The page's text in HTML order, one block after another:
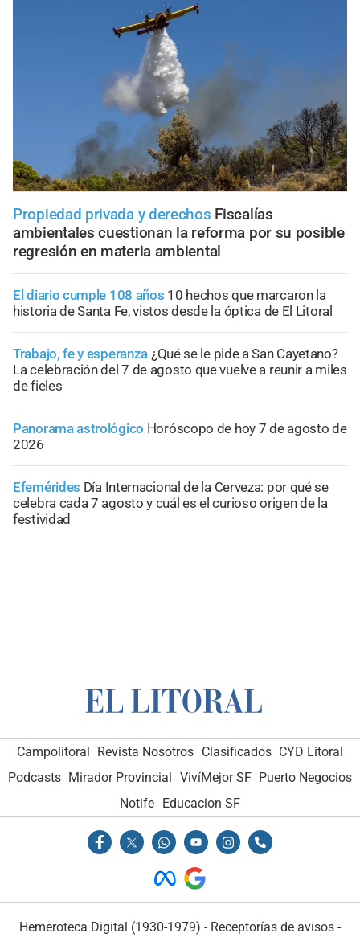
Propiedad privada y derechos Fiscalías
ambientales cuestionan la reforma por su posible
regresión en materia ambiental
El diario cumple 108 años 10 hechos que marcaron la
historia de Santa Fe, vistos desde la óptica de El Litoral
Trabajo, fe y esperanza ¿Qué se le pide a San Cayetano?
La celebración del 7 de agosto que vuelve a reunir a miles
de fieles
Panorama astrológico Horóscopo de hoy 7 de agosto de
2026
Efemérides Día Internacional de la Cerveza: por qué se
celebra cada 7 agosto y cuál es el curioso origen de la
festividad
Campolitoral Revista Nosotros Clasificados CYD Litoral
Podcasts Mirador Provincial VivíMejor SF Puerto Negocios
Notife Educacion SF
Hemeroteca Digital (1930-1979) - Receptorías de avisos -